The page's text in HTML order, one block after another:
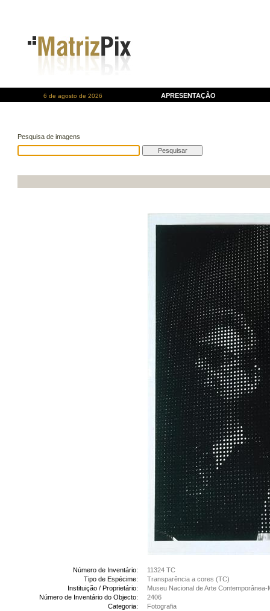
6 de agosto de 2026 APRESENTAÇÃO
Pesquisa de imagens
Número de Inventário:
11324 TC
Tipo de Espécime:
Transparência a cores (TC)
Instituição / Proprietário:
Museu Nacional de Arte Contemporânea-
Número de Inventário do Objecto:
2406
Categoria:
Fotografia